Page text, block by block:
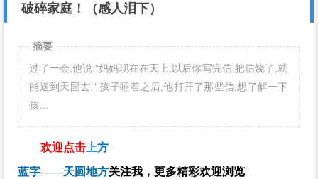
破碎家庭！（感人泪下）
摘要
过了一会,他说:“妈妈现在在天上,以后你写完信,把信烧了,就
能送到天国去.” 孩子睡着之后,他打开了那些信,想了解一下
孩…
欢迎点击 上方
蓝字——天圆地方关注我，更多精彩欢迎浏览